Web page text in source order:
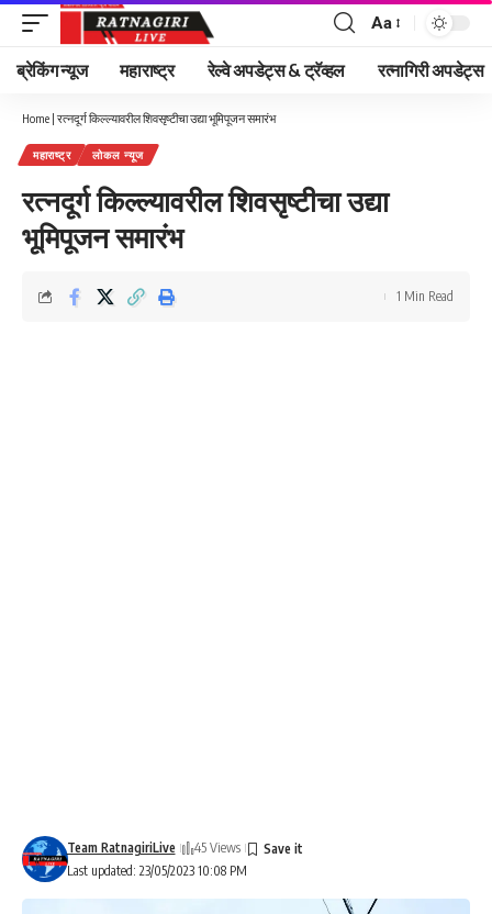
Font
Resizer
Aa
ब्रेकिंग न्यूज महाराष्ट्र रेल्वे अपडेट्स & ट्रॅव्हल रत्नागिरी अपडेट्स
Home | रत्नदूर्ग किल्ल्यावरील शिवसृष्टीचा उद्या भूमिपूजन समारंभ
महाराष्ट्र लोकल न्यूज
रत्नदूर्ग किल्ल्यावरील शिवसृष्टीचा उद्या
भूमिपूजन समारंभ
Last updated: 23/05/2023 10:08 PM
Team RatnagiriLive 45 Views
1 Min Read